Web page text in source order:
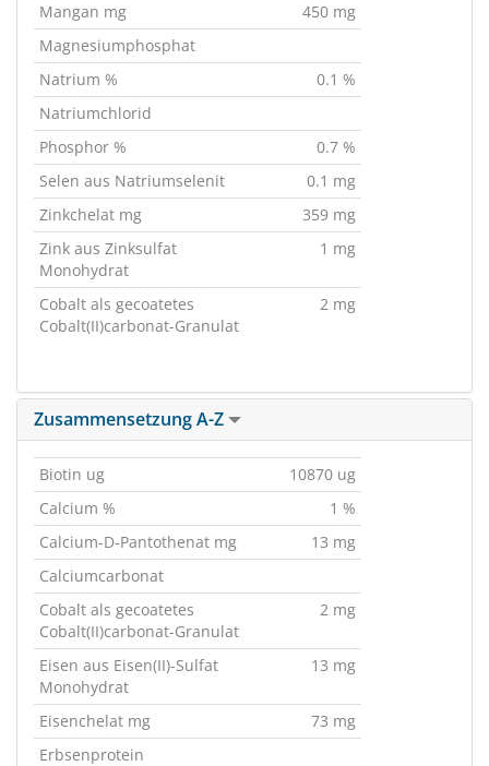
Mangan mg
450 mg
Magnesiumphosphat
Natrium %
0.1 %
Natriumchlorid
Phosphor %
0.7 %
Selen aus Natriumselenit
0.1 mg
Zinkchelat mg
359 mg
Zink aus Zinksulfat
Monohydrat
1 mg
Cobalt als gecoatetes
Cobalt(II)carbonat-Granulat
2 mg
Zusammensetzung A-Z
Biotin ug
10870 ug
Calcium %
1 %
Calcium-D-Pantothenat mg
13 mg
Calciumcarbonat
Cobalt als gecoatetes
Cobalt(II)carbonat-Granulat
2 mg
Eisen aus Eisen(II)-Sulfat
Monohydrat
13 mg
Eisenchelat mg
73 mg
Erbsenprotein